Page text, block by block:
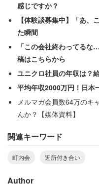
町内会に入っていますか？
感じですか？
【体験談募集中】「あ、
た瞬間
「この会社終わってる
稿はこちらから
ユニクロ社員の年収は？
平均年収2000万円！日本
メルマガ会員数64万のキ
んか？【媒体資料】
関連キーワード
町内会 近所付き合い
Author